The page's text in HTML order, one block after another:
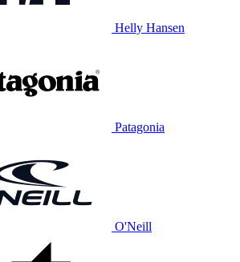
Helly Hansen
Patagonia
O'Neill